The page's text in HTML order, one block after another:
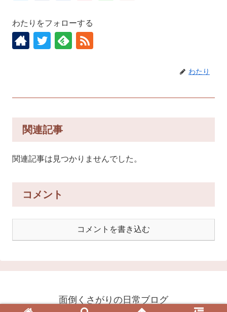
わたりをフォローする
わたり
関連記事
関連記事は見つかりませんでした。
コメント
コメントを書き込む
面倒くさがりの日常ブログ